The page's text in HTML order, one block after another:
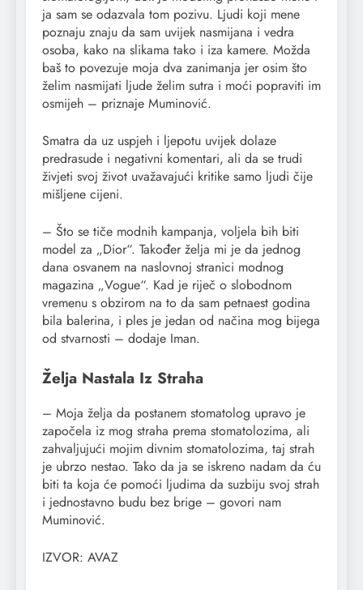
ja sam se odazvala tom pozivu. Ljudi koji mene
poznaju znaju da sam uvijek nasmijana i vedra
osoba, kako na slikama tako i iza kamere. Možda
baš to povezuje moja dva zanimanja jer osim što
želim nasmijati ljude želim sutra i moći popraviti im
osmijeh – priznaje Muminović.
Smatra da uz uspjeh i ljepotu uvijek dolaze
predrasude i negativni komentari, ali da se trudi
živjeti svoj život uvažavajući kritike samo ljudi čije
mišljene cijeni.
– Što se tiče modnih kampanja, voljela bih biti
model za „Dior“. Također želja mi je da jednog
dana osvanem na naslovnoj stranici modnog
magazina „Vogue“. Kad je riječ o slobodnom
vremenu s obzirom na to da sam petnaest godina
bila balerina, i ples je jedan od načina mog bijega
od stvarnosti – dodaje Iman.
Želja Nastala Iz Straha
– Moja želja da postanem stomatolog upravo je
započela iz mog straha prema stomatolozima, ali
zahvaljujući mojim divnim stomatolozima, taj strah
je ubrzo nestao. Tako da ja se iskreno nadam da ću
biti ta koja će pomoći ljudima da suzbiju svoj strah
i jednostavno budu bez brige – govori nam
Muminović.
IZVOR: AVAZ